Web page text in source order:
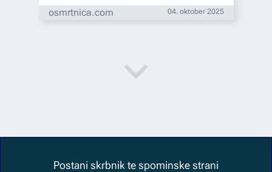
osmrtnica.com 04. oktober 2025
Postani skrbnik te spominske strani